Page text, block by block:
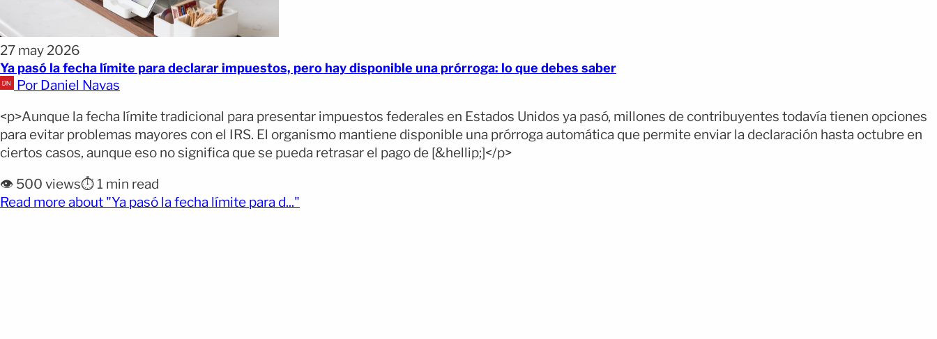
27 may 2026
Ya pasó la fecha límite para declarar impuestos, pero hay disponible una prórroga: lo que debes saber
Por Daniel Navas
<p>Aunque la fecha límite tradicional para presentar impuestos federales en Estados Unidos ya pasó, millones de contribuyentes todavía tienen opciones
para evitar problemas mayores con el IRS. El organismo mantiene disponible una prórroga automática que permite enviar la declaración hasta octubre en
ciertos casos, aunque eso no significa que se pueda retrasar el pago de [&hellip;]</p>
👁️ 500 views⏱️ 1 min read
Read more about "Ya pasó la fecha límite para d..."